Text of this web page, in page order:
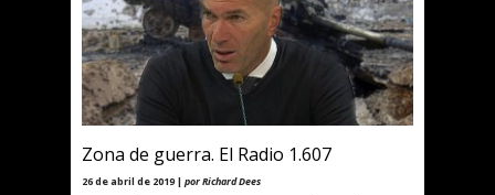
Zona de guerra. El Radio 1.607
26 de abril de 2019 | por Richard Dees